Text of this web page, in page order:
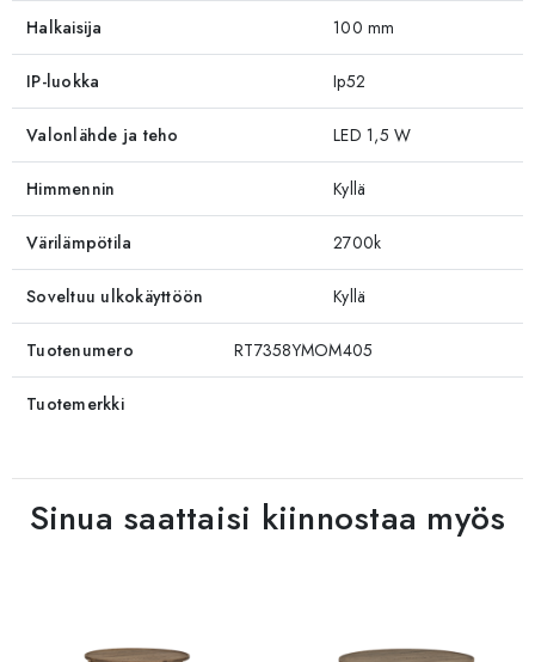
Halkaisija 100 mm
IP-luokka Ip52
Valonlähde ja teho LED 1,5 W
Himmennin Kyllä
Värilämpötila 2700k
Soveltuu ulkokäyttöön Kyllä
Tuotenumero RT7358YMOM405
Tuotemerkki
Sinua saattaisi kiinnostaa myös